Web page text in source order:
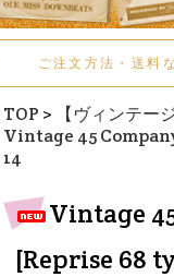
ご注文方法・送料
TOP >
【ヴィンテ
Vintage 45
14
Vintage
[Reprise 68